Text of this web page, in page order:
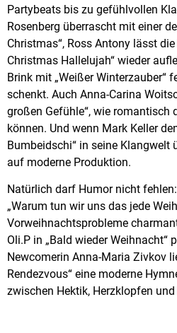
Partybeats bis zu gefühlvollen
Rosenberg überrascht mit einer
Christmas“, Ross Antony lässt
Christmas Hallelujah“ wieder
Brink mit „Weißer Winterzauber“
schenkt. Auch Anna-Carina
großen Gefühle“, wie romantisch
können. Und wenn Mark Keller
Bumbeidschi“ in seine
auf moderne Produktion.
Natürlich darf Humor nicht
„Warum tun wir uns das jede
Vorweihnachtsprobleme
Oli.P in „Bald wieder Weihnacht“
Newcomerin Anna-Maria Zivkov
Rendezvous“ eine moderne
zwischen Hektik, Herzklopfen